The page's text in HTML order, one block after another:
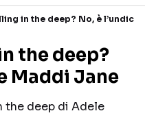
TESTI CANZONI
TOUR ED EVENTI
TALENT SHOW
in the deep? No, è
the deep?
Maddi Jane
the deep di Adele